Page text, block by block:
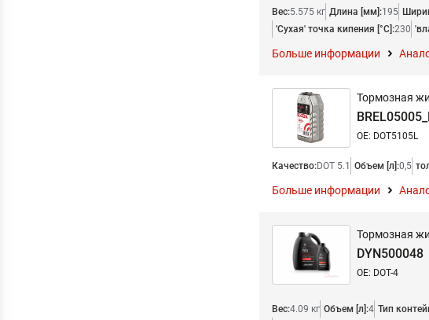
Вес:5.575 кг Длина [мм]:195
'Сухая' точка кипения [°C]:230
Больше информации
Тормозная
OE: DOT5105L
Качество:DOT 5.1 Объем [л]:0,5
Больше информации
Тормозная
DYN500048
OE: DOT-4
Вес:4.09 кг Объем [л]:4 Тип